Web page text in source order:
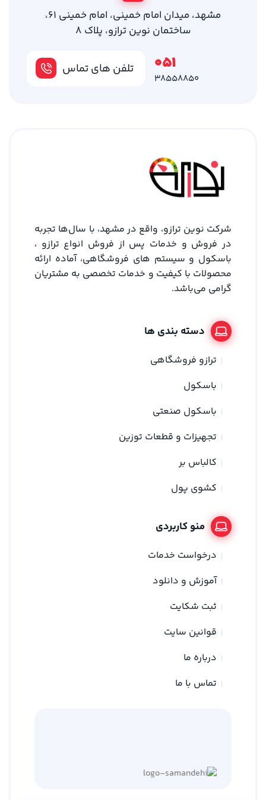
مشهد، میدان امام خمینی، امام خمینی 61،
ساختمان نوین ترازو، پلاک 8
تلفن های تماس 051
38558850
شرکت نوین ترازو، واقع در مشهد، با سال‌ها تجربه
در فروش و خدمات پس از فروش انواع ترازو ،
باسکول و سیستم های فروشگاهی، آماده ارائه
محصولات با کیفیت و خدمات تخصصی به مشتریان
گرامی می‌باشد.
دسته بندی ها
ترازو فروشگاهی
باسکول
باسکول صنعتی
تجهیزات و قطعات توزین
کالباس بر
کشوی پول
منو کاربردی
درخواست خدمات
آموزش و دانلود
ثبت شکایت
قوانین سایت
درباره ما
تماس با ما